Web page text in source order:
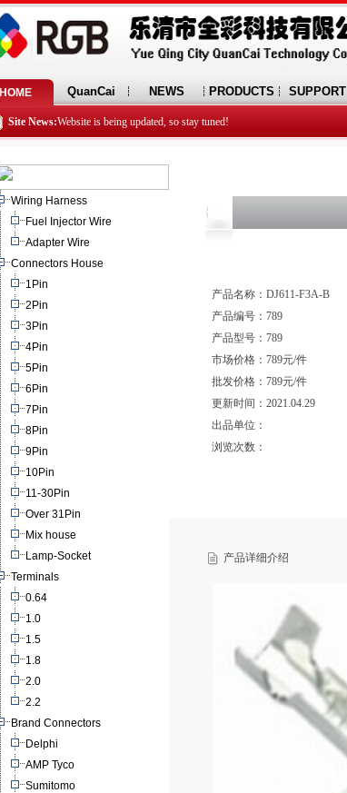
HOME QuanCai NEWS PRODUCTS SUPPORT
Site News:Website is being updated, so stay tuned!
Wiring Harness
Fuel Injector Wire
Adapter Wire
Connectors House
1Pin
2Pin
3Pin
4Pin
5Pin
6Pin
7Pin
8Pin
9Pin
10Pin
11-30Pin
Over 31Pin
Mix house
Lamp-Socket
Terminals
0.64
1.0
1.5
1.8
2.0
2.2
Brand Connectors
Delphi
AMP Tyco
Sumitomo
产品名称：DJ611-F3A-B
产品编号：789
产品型号：789
市场价格：789元/件
批发价格：789元/件
更新时间：2021.04.29
出品单位：
浏览次数：
产品详细介绍